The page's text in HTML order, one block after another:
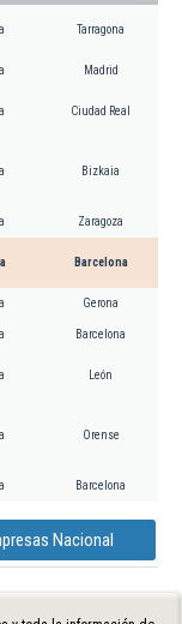
Tarragona
Madrid
Ciudad Real
Bizkaia
Zaragoza
Barcelona
Gerona
Barcelona
León
Orense
Barcelona
Nacional